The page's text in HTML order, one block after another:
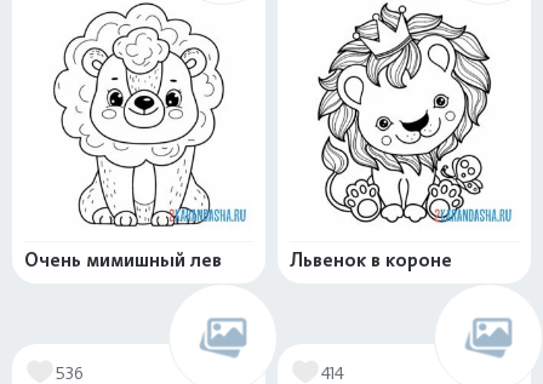
Очень мимишный лев Львенок в короне
536 414